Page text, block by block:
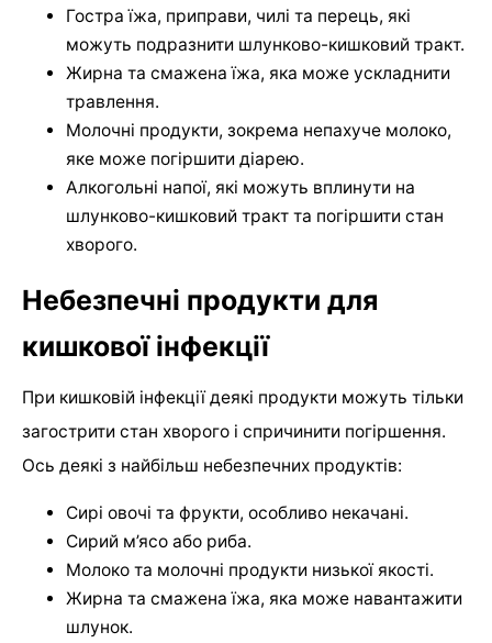
Гостра їжа, приправи, чилі та перець, які
можуть подразнити шлунково-кишковий тракт.
Жирна та смажена їжа, яка може ускладнити
травлення.
Молочні продукти, зокрема непахуче молоко,
яке може погіршити діарею.
Алкогольні напої, які можуть вплинути на
шлунково-кишковий тракт та погіршити стан
хворого.
Небезпечні продукти для
кишкової інфекції
При кишковій інфекції деякі продукти можуть тільки
загострити стан хворого і спричинити погіршення.
Ось деякі з найбільш небезпечних продуктів:
Сирі овочі та фрукти, особливо некачані.
Сирий м’ясо або риба.
Молоко та молочні продукти низької якості.
Жирна та смажена їжа, яка може навантажити
шлунок.